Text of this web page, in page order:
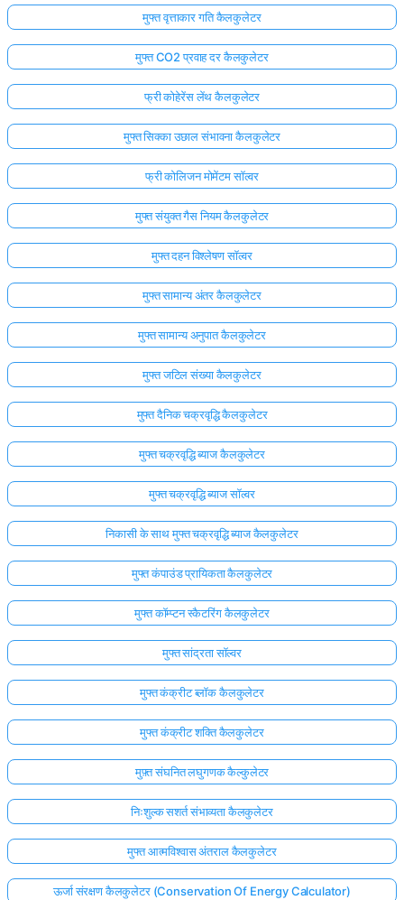
लॉग
इन
करें!
मुफ्त वृत्ताकार गति कैलकुलेटर
मुफ्त CO2 प्रवाह दर कैलकुलेटर
फ्री कोहेरेंस लेंथ कैलकुलेटर
मुफ्त सिक्का उछाल संभावना कैलकुलेटर
फ्री कोलिजन मोमेंटम सॉल्वर
मुफ्त संयुक्त गैस नियम कैलकुलेटर
मुफ्त दहन विश्लेषण सॉल्वर
मुफ्त सामान्य अंतर कैलकुलेटर
मुफ्त सामान्य अनुपात कैलकुलेटर
मुफ्त जटिल संख्या कैलकुलेटर
मुफ्त दैनिक चक्रवृद्धि कैलकुलेटर
मुफ्त चक्रवृद्धि ब्याज कैलकुलेटर
मुफ्त चक्रवृद्धि ब्याज सॉल्वर
निकासी के साथ मुफ्त चक्रवृद्धि ब्याज कैलकुलेटर
मुफ्त कंपाउंड प्रायिकता कैलकुलेटर
मुफ्त कॉम्प्टन स्कैटरिंग कैलकुलेटर
मुफ्त सांद्रता सॉल्वर
मुफ्त कंक्रीट ब्लॉक कैलकुलेटर
मुफ्त कंक्रीट शक्ति कैलकुलेटर
मुफ़्त संघनित लघुगणक कैल्कुलेटर
निःशुल्क सशर्त संभाव्यता कैलकुलेटर
मुफ्त आत्मविश्वास अंतराल कैलकुलेटर
ऊर्जा संरक्षण कैलकुलेटर (Conservation Of Energy Calculator)